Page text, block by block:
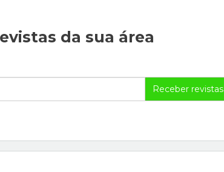
da sua área
Receber revistas